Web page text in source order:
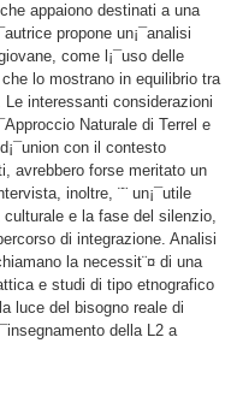
appaiono destinati a una
propone un¡¯analisi
come l¡¯uso delle
lo mostrano in equilibrio tra
interessanti considerazioni
Naturale di Terrel e
con il contesto
avrebbero forse meritato un
inoltre, ¨¨ un¡¯utile
e la fase del silenzio,
di integrazione. Analisi
la necessit¨¤ di una
e studi di tipo etnografico
luce del bisogno reale di
della L2 a